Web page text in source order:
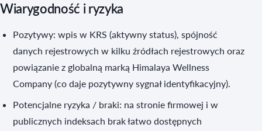
Wiarygodność i ryzyka
Pozytywy: wpis w KRS (aktywny status), spójność
danych rejestrowych w kilku źródłach rejestrowych oraz
powiązanie z globalną marką Himalaya Wellness
Company (co daje pozytywny sygnał identyfikacyjny).
Potencjalne ryzyka / braki: na stronie firmowej i w
publicznych indeksach brak łatwo dostępnych